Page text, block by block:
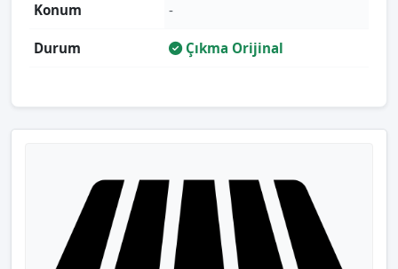
Konum -
Durum Çıkma Orijinal